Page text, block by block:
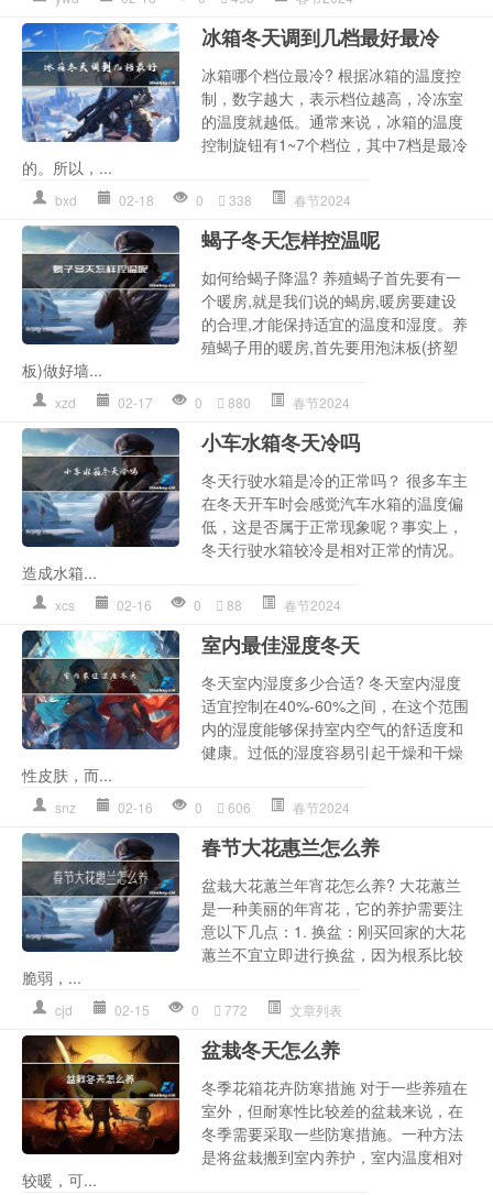
冰箱冬天调到几档最好最冷
冰箱哪个档位最冷? 根据冰箱的温度控
制，数字越大，表示档位越高，冷冻室
的温度就越低。通常来说，冰箱的温度
控制旋钮有1~7个档位，其中7档是最冷
的。所以，...
bxd 02-18 0 338 春节2024
蝎子冬天怎样控温呢
如何给蝎子降温? 养殖蝎子首先要有一
个暖房,就是我们说的蝎房,暖房要建设
的合理,才能保持适宜的温度和湿度。养
殖蝎子用的暖房,首先要用泡沫板(挤塑
板)做好墙...
xzd 02-17 0 880 春节2024
小车水箱冬天冷吗
冬天行驶水箱是冷的正常吗？ 很多车主
在冬天开车时会感觉汽车水箱的温度偏
低，这是否属于正常现象呢？事实上，
冬天行驶水箱较冷是相对正常的情况。
造成水箱...
xcs 02-16 0 88 春节2024
室内最佳湿度冬天
冬天室内湿度多少合适? 冬天室内湿度
适宜控制在40%-60%之间，在这个范围
内的湿度能够保持室内空气的舒适度和
健康。过低的湿度容易引起干燥和干燥
性皮肤，而...
snz 02-16 0 606 春节2024
春节大花惠兰怎么养
盆栽大花蕙兰年宵花怎么养? 大花蕙兰
是一种美丽的年宵花，它的养护需要注
意以下几点：1. 换盆：刚买回家的大花
蕙兰不宜立即进行换盆，因为根系比较
脆弱，...
cjd 02-15 0 772 文章列表
盆栽冬天怎么养
冬季花箱花卉防寒措施 对于一些养殖在
室外，但耐寒性比较差的盆栽来说，在
冬季需要采取一些防寒措施。一种方法
是将盆栽搬到室内养护，室内温度相对
较暖，可...